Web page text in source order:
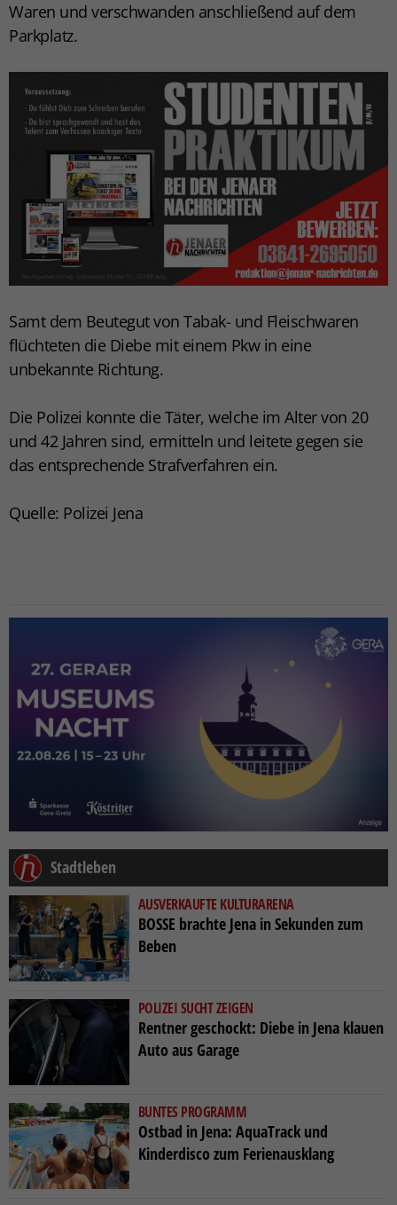
Waren und verschwanden anschließend auf dem
Parkplatz.
Samt dem Beutegut von Tabak- und Fleischwaren
flüchteten die Diebe mit einem Pkw in eine
unbekannte Richtung.
Die Polizei konnte die Täter, welche im Alter von 20
und 42 Jahren sind, ermitteln und leitete gegen sie
das entsprechende Strafverfahren ein.
Quelle: Polizei Jena
Stadtleben
AUSVERKAUFTE KULTURARENA
BOSSE brachte Jena in Sekunden zum
Beben
POLIZEI SUCHT ZEIGEN
Rentner geschockt: Diebe in Jena klauen
Auto aus Garage
BUNTES PROGRAMM
Ostbad in Jena: AquaTrack und
Kinderdisco zum Ferienausklang